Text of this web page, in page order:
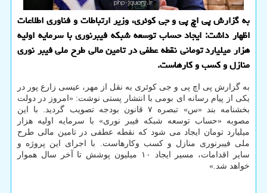
به گزارش پی اچ پی و جی کوئری، وزیر ارتباطات و فناوری اطلاعات
اظهار داشت: ایجاد حساب توسعه شبکه فیبرنوری با سرمایه اولیه
هزار میلیارد تومانی نقطه عطفی در تامین مالی طرح ملی فیبر نوری
منازل و کسب و کارهاست.
به گزارش پی اچ پی و جی کوئری به نقل از مهر، عیسی زارع پور در
یکی از پیام رسانه ای بومی با انتشار پستی نوشت: «امروز در دولت
بخشنامه بند «س» تبصره ۷ قانون بودجه تصویب گردید. با این
مصوبه «حساب توسعه شبکه فیبر نوری» با سرمایه اولیه هزار
میلیارد تومان ایجاد می شود که نقطه عطفی در تامین مالی طرح
ملی فیبرنوری منازل و کسب وکارهاست. با اجرای این پروژه و
سایر اقدامات، مسیر ایجاد ۱۰ میلیون پوشش تا آخر سال هموار
خواهد شد.»